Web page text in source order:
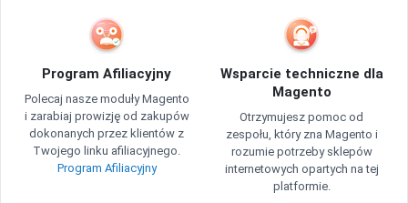
Program Afiliacyjny
Polecaj nasze moduły Magento
i zarabiaj prowizję od zakupów
dokonanych przez klientów z
Twojego linku afiliacyjnego.
Program Afiliacyjny
Wsparcie techniczne dla
Magento
Otrzymujesz pomoc od
zespołu, który zna Magento i
rozumie potrzeby sklepów
internetowych opartych na tej
platformie.